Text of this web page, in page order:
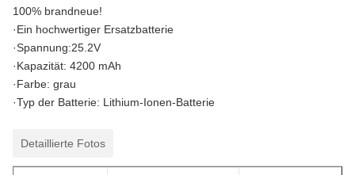
100% brandneue!
·Ein hochwertiger Ersatzbatterie
·Spannung:25.2V
·Kapazität: 4200 mAh
·Farbe: grau
·Typ der Batterie: Lithium-Ionen-Batterie
Detaillierte Fotos